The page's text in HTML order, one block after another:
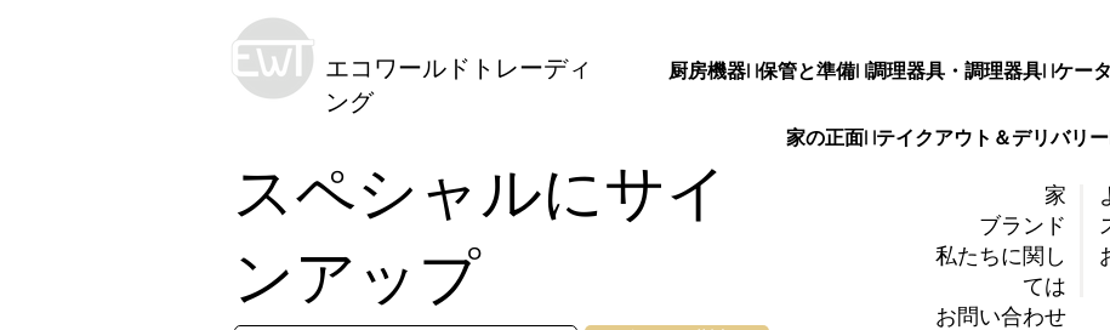
エコワールドトレーディ
ング
スペシャルにサイ
ンアップ
厨房機器| |保管と準備| |調理器具・調理器具| |ケー
家
ブランド
私たちに関し
ては
お問い合わせ
家の正面| |テイクアウト＆デリバリー